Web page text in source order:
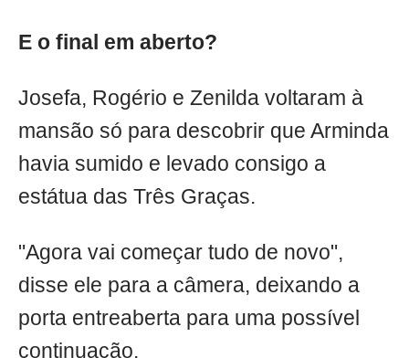
E o final em aberto?
Josefa, Rogério e Zenilda voltaram à
mansão só para descobrir que Arminda
havia sumido e levado consigo a
estátua das Três Graças.
"Agora vai começar tudo de novo",
disse ele para a câmera, deixando a
porta entreaberta para uma possível
continuação.